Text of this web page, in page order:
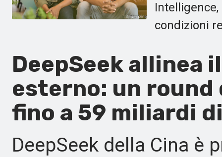
condizioni
DeepSeek allinea
esterno: un round
fino a 59 miliardi
DeepSeek della Cina è